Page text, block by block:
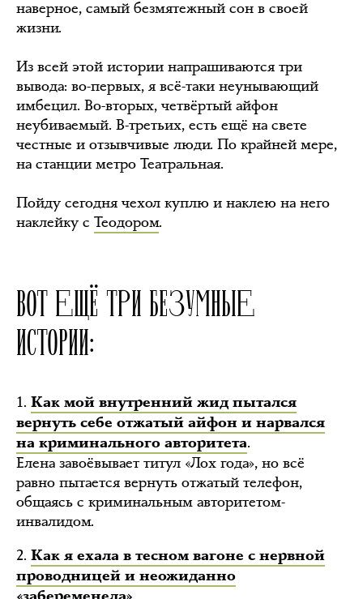
наверное, самый безмятежный сон в своей
жизни.
Из всей этой истории напрашиваются три
вывода: во-первых, я всё-таки неунывающий
имбецил. Во-вторых, четвёртый айфон
неубиваемый. В-третьих, есть ещё на свете
честные и отзывчивые люди. По крайней мере,
на станции метро Театральная.
Пойду сегодня чехол куплю и наклею на него
наклейку с Теодором.
ВОТ ЕЩЁ ТРИ БЕЗУМНЫЕ
ИСТОРИИ:
1. Как мой внутренний жид пытался
вернуть себе отжатый айфон и нарвался
на криминального авторитета.
Елена завоёвывает титул «Лох года», но всё
равно пытается вернуть отжатый телефон,
общаясь с криминальным авторитетом-
инвалидом.
2. Как я ехала в тесном вагоне с нервной
проводницей и неожиданно